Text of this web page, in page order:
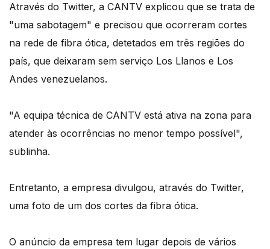
Através do Twitter, a CANTV explicou que se trata de
"uma sabotagem" e precisou que ocorreram cortes
na rede de fibra ótica, detetados em três regiões do
país, que deixaram sem serviço Los Llanos e Los
Andes venezuelanos.
"A equipa técnica de CANTV está ativa na zona para
atender às ocorrências no menor tempo possível",
sublinha.
Entretanto, a empresa divulgou, através do Twitter,
uma foto de um dos cortes da fibra ótica.
O anúncio da empresa tem lugar depois de vários